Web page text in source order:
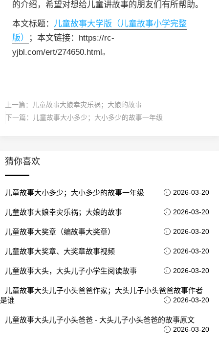
的介绍，希望对想给儿童讲故事的朋友们有所帮助。
本文标题： 儿童故事大学版（儿童故事小学完整
版）
；本文链接：https://rc-
yjbl.com/ert/274650.html。
上一篇：
儿童故事大娘幸灾乐祸；大娘的故事
下一篇：
儿童故事大小多少；大小多少的故事一年级
猜你喜欢
儿童故事大小多少；大小多少的故事一年级 2026-03-20
儿童故事大娘幸灾乐祸；大娘的故事 2026-03-20
儿童故事大奖章（编故事大奖章） 2026-03-20
儿童故事大奖章、大奖章故事视频 2026-03-20
儿童故事大头，大头儿子小学生阅读故事 2026-03-20
儿童故事大头儿子小头爸爸作家；大头儿子小头爸爸故事作者
是谁
2026-03-20
儿童故事大头儿子小头爸爸 - 大头儿子小头爸爸的故事原文
2026-03-20